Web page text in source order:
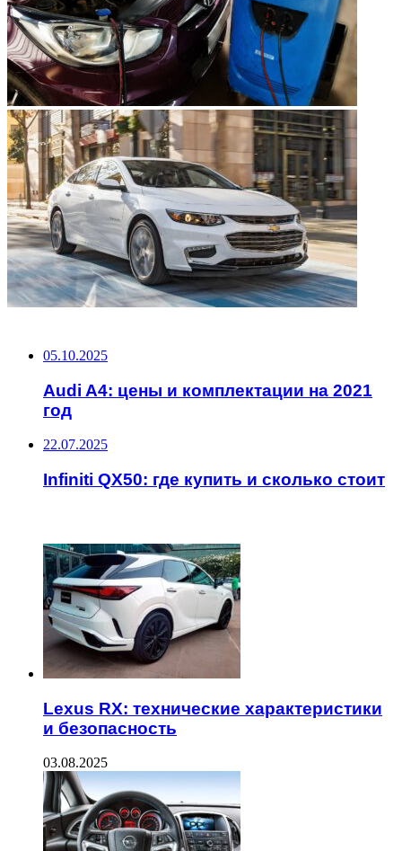
05.10.2025
Audi A4: цены и комплектации на 2021
год
22.07.2025
Infiniti QX50: где купить и сколько стоит
Lexus RX: технические характеристики
и безопасность
03.08.2025